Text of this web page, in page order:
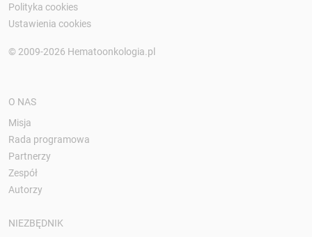
Polityka cookies
Ustawienia cookies
© 2009-2026 Hematoonkologia.pl
O NAS
Misja
Rada programowa
Partnerzy
Zespół
Autorzy
NIEZBĘDNIK